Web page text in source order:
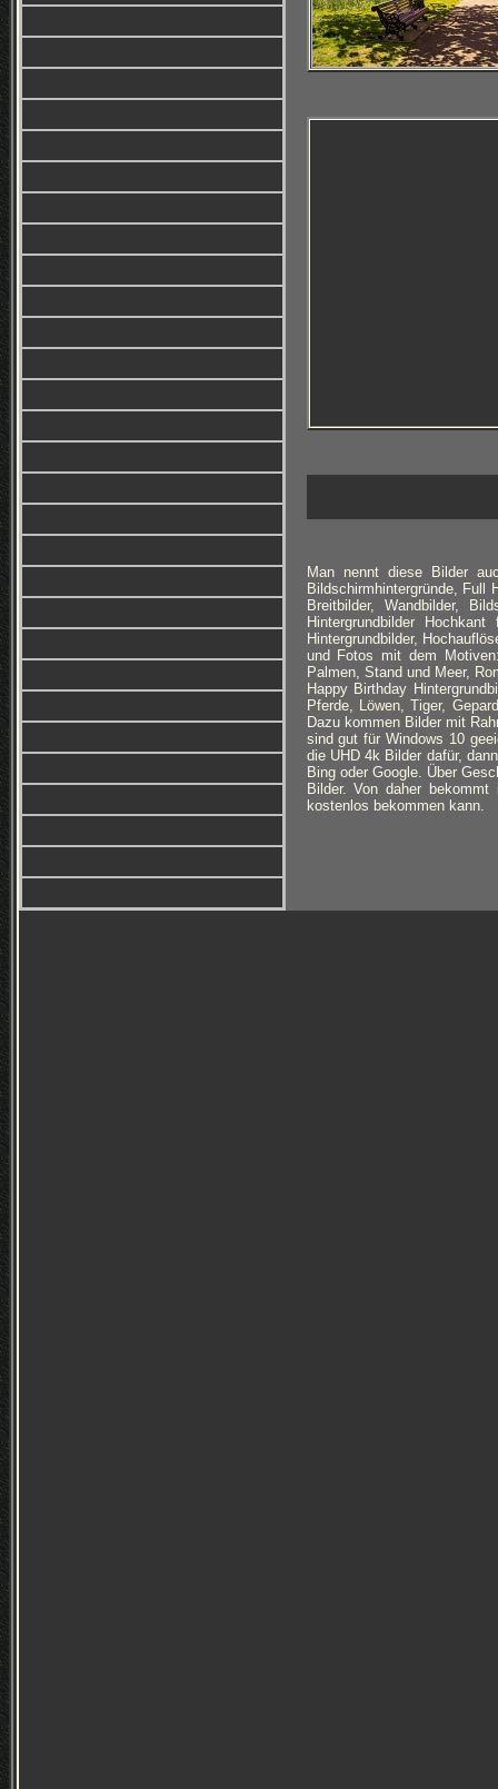
Man nennt diese Bilder
Bildschirmhintergründe, Full
Breitbilder, Wandbilder,
Hintergrundbilder
Hintergrundbilder,
und Fotos mit dem
Palmen, Stand und Meer,
Happy Birthday
Pferde, Löwen, Tiger,
Dazu kommen Bilder mit
sind gut für Windows 10
die UHD 4k Bilder dafür,
Bing oder Google. Über
Bilder. Von daher
kostenlos bekommen kann.